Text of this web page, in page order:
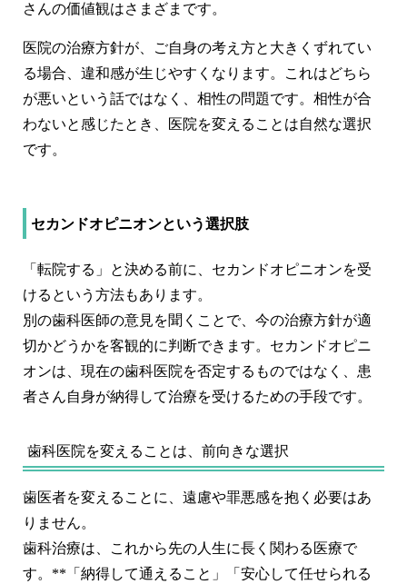
さんの価値観はさまざまです。
医院の治療方針が、ご自身の考え方と大きくずれてい
る場合、違和感が生じやすくなります。これはどちら
が悪いという話ではなく、 相性の問題です。相性が合
わないと感じたとき、医院を変えることは自然な選択
です。
セカンドオピニオンという選択肢
「転院する」と決める前に、 セカンドオピニオンを受
ける という方法もあります。
別の歯科医師の意見を聞くことで、今の治療方針が適
切かどうかを客観的に判断できます。セカンドオピニ
オンは、現在の歯科医院を否定するものではなく、患
者さん自身が納得して治療を受けるための手段です。
歯科医院を変えることは、前向きな選択
歯医者を変えることに、遠慮や罪悪感を抱く必要はあ
りません。
歯科治療は、これから先の人生に長く関わる医療で
す。**「納得して通えること」「安心して任せられる